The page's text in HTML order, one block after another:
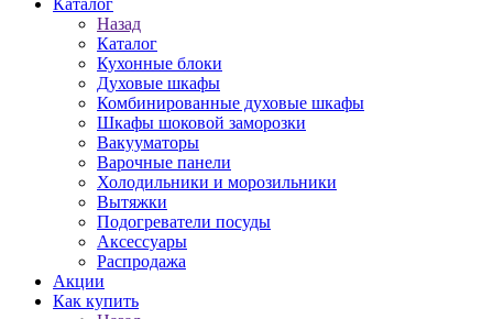
Каталог
Назад
Каталог
Кухонные блоки
Духовые шкафы
Комбинированные духовые шкафы
Шкафы шоковой заморозки
Вакууматоры
Варочные панели
Холодильники и морозильники
Вытяжки
Подогреватели посуды
Аксессуары
Распродажа
Акции
Как купить